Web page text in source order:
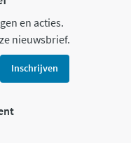
en acties.
nieuwsbrief.
Inschrijven